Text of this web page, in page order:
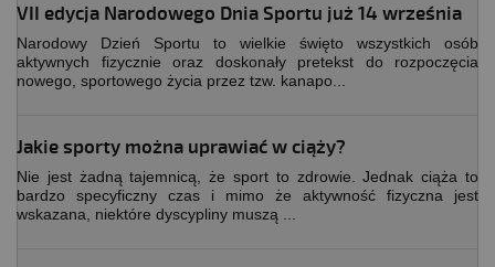
VII edycja Narodowego Dnia Sportu już 14 września
Narodowy Dzień Sportu to wielkie święto wszystkich osób
aktywnych fizycznie oraz doskonały pretekst do rozpoczęcia
nowego, sportowego życia przez tzw. kanapo...
Jakie sporty można uprawiać w ciąży?
Nie jest żadną tajemnicą, że sport to zdrowie. Jednak ciąża to
bardzo specyficzny czas i mimo że aktywność fizyczna jest
wskazana, niektóre dyscypliny muszą ...